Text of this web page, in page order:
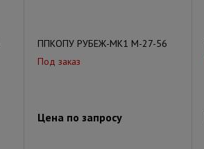
ППКОПУ РУБЕЖ-МК1 М-27-56
Под заказ
Цена по запросу